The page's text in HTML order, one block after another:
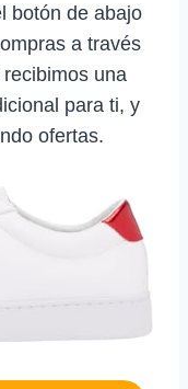
botón de abajo
a través
una
para ti, y
ofertas.